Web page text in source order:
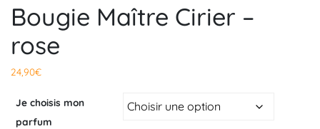
Bougie Maître Cirier –
rose
24,90€
Je choisis mon
parfum